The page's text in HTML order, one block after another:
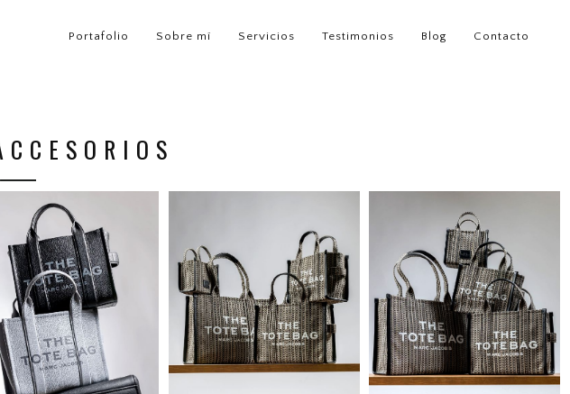
Portafolio Sobre mí Servicios Testimonios Blog Contacto